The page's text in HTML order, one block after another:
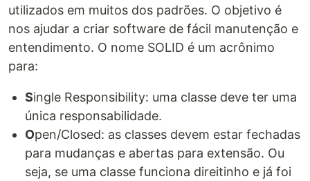
utilizados em muitos dos padrões. O objetivo é
nos ajudar a criar software de fácil manutenção e
entendimento. O nome SOLID é um acrônimo
para:
Single Responsibility: uma classe deve ter uma
única responsabilidade.
Open/Closed: as classes devem estar fechadas
para mudanças e abertas para extensão. Ou
seja, se uma classe funciona direitinho e já foi